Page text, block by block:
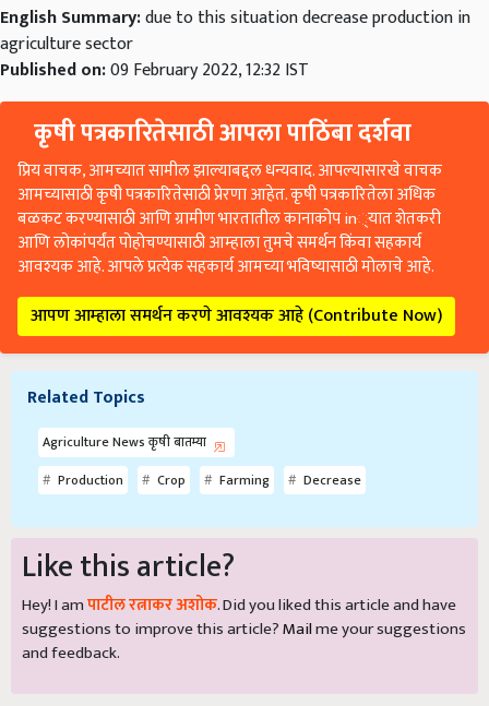
English Summary:due to this situation decrease production in
agriculture sector
Published on:09 February 2022, 12:32 IST
कृषी पत्रकारितेसाठी आपला पाठिंबा दर्शवा
प्रिय वाचक, आमच्यात सामील झाल्याबद्दल धन्यवाद. आपल्यासारखे वाचक
आमच्यासाठी कृषी पत्रकारितेसाठी प्रेरणा आहेत. कृषी पत्रकारितेला अधिक
बळकट करण्यासाठी आणि ग्रामीण भारतातील कानाकोप in्यात शेतकरी
आणि लोकांपर्यंत पोहोचण्यासाठी आम्हाला तुमचे समर्थन किंवा सहकार्य
आवश्यक आहे. आपले प्रत्येक सहकार्य आमच्या भविष्यासाठी मोलाचे आहे.
आपण आम्हाला समर्थन करणे आवश्यक आहे (Contribute Now)
Related Topics
Agriculture News कृषी बातम्या
Production
Crop Farming Decrease
Like this article?
Hey! I amपाटील रत्नाकर अशोक. Did you liked this article and have
suggestions to improve this article?Mailme your suggestions
and feedback.